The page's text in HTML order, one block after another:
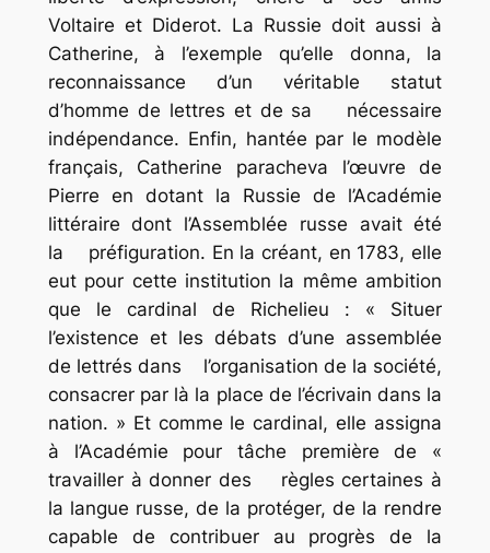
Voltaire et Diderot. La Russie doit aussi à
Catherine, à l’exemple qu’elle donna, la
reconnaissance d’un véritable statut
d’homme de lettres et de sa nécessaire
indépendance. Enfin, hantée par le modèle
français, Catherine paracheva l’œuvre de
Pierre en dotant la Russie de l’Académie
littéraire dont l’Assemblée russe avait été
la préfiguration. En la créant, en 1783, elle
eut pour cette institution la même ambition
que le cardinal de Richelieu : « Situer
l’existence et les débats d’une assemblée
de lettrés dans l’organisation de la société,
consacrer par là la place de l’écrivain dans la
nation. » Et comme le cardinal, elle assigna
à l’Académie pour tâche première de «
travailler à donner des règles certaines à
la langue russe, de la protéger, de la rendre
capable de contribuer au progrès de la